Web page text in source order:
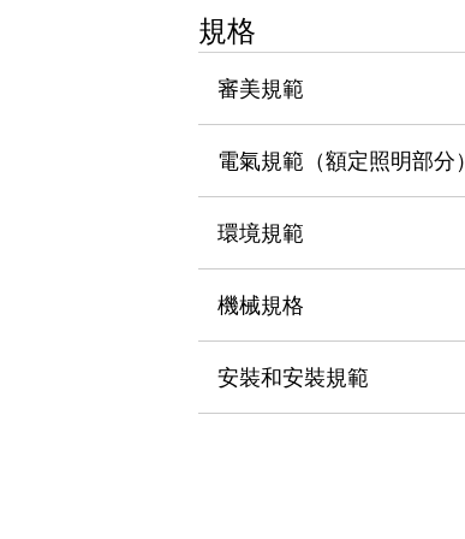
使人機協作更安全、更高效
提高半導體製造裝置設計自由度的方法
瞬間完成開關的更換，避免停機時間拉長
瀏覽全部
規格
審美規範
電氣規範（額定照明部分）
環境規範
機械規格
安裝和安裝規範